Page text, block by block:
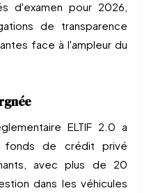
d'examen pour 2026,
de transparence
face à l'ampleur du
ELTIF 2.0 a
de crédit privé
avec plus de 20
dans les véhicules